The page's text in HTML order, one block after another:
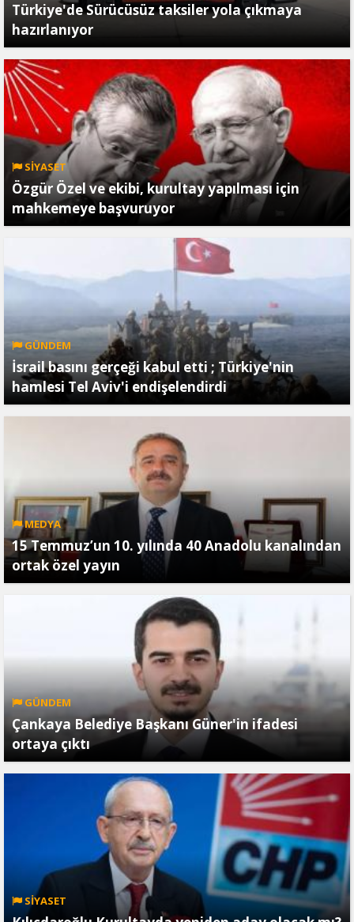
Türkiye'de Sürücüsüz taksiler yola çıkmaya
hazırlanıyor
SİYASET
Özgür Özel ve ekibi, kurultay yapılması için
mahkemeye başvuruyor
GÜNDEM
İsrail basını gerçeği kabul etti ; Türkiye'nin
hamlesi Tel Aviv'i endişelendirdi
MEDYA
15 Temmuz’un 10. yılında 40 Anadolu kanalından
ortak özel yayın
GÜNDEM
Çankaya Belediye Başkanı Güner'in ifadesi
ortaya çıktı
SİYASET